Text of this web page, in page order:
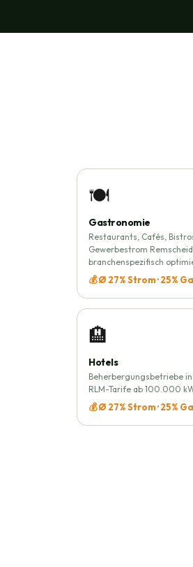
🍽️
Gastronomie
Restaurants, Cafés,
Gewerbestrom
branchenspezifisch
💰 Ø 27% Strom · 25%
🏨
Hotels
Beherbergungsbetriebe
RLM-Tarife ab 100.000
💰 Ø 27% Strom · 25%